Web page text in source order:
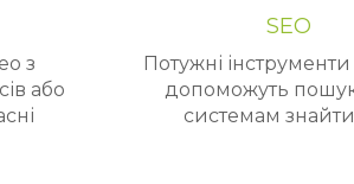
з
або
SEO
Потужні інструменти
допоможуть
системам